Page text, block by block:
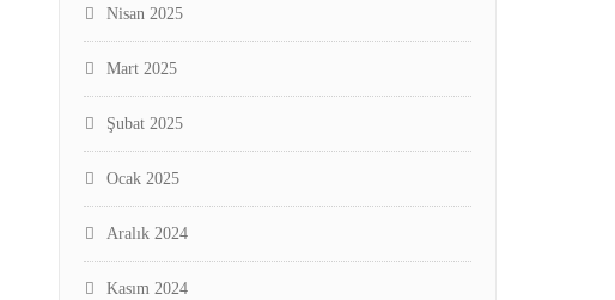
Nisan 2025
Mart 2025
Şubat 2025
Ocak 2025
Aralık 2024
Kasım 2024